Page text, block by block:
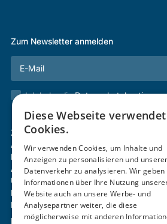
Zum Newsletter anmelden
Ich habe die
Zertifizierung & Verifikation
Akademie
Mitgliedschaft
Aktivitäten
Über uns
Login
Kontakt
Impressum
Diese Webseite verwendet
Cookies.
Wir verwenden Cookies, um Inhalte und
Anzeigen zu personalisieren und
Datenverkehr zu analysieren. Wir geben
Informationen über Ihre Nutzung
Website auch an unsere Werbe- und
Analysepartner weiter, die diese
möglicherweise mit anderen